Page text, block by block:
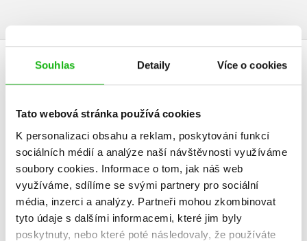
Souhlas Detaily Více o cookies
Tato webová stránka používá cookies
K personalizaci obsahu a reklam, poskytování funkcí
sociálních médií a analýze naší návštěvnosti využíváme
soubory cookies. Informace o tom, jak náš web
využíváme, sdílíme se svými partnery pro sociální
média, inzerci a analýzy. Partneři mohou zkombinovat
tyto údaje s dalšími informacemi, které jim byly
poskytnuty, nebo které poté následovaly, že používáte
DALŠÍ TITULY Z ŘADY "NEJCENNĚJŠÍ DAR"
Snoubenec mé
sestry
Rachael Anderson